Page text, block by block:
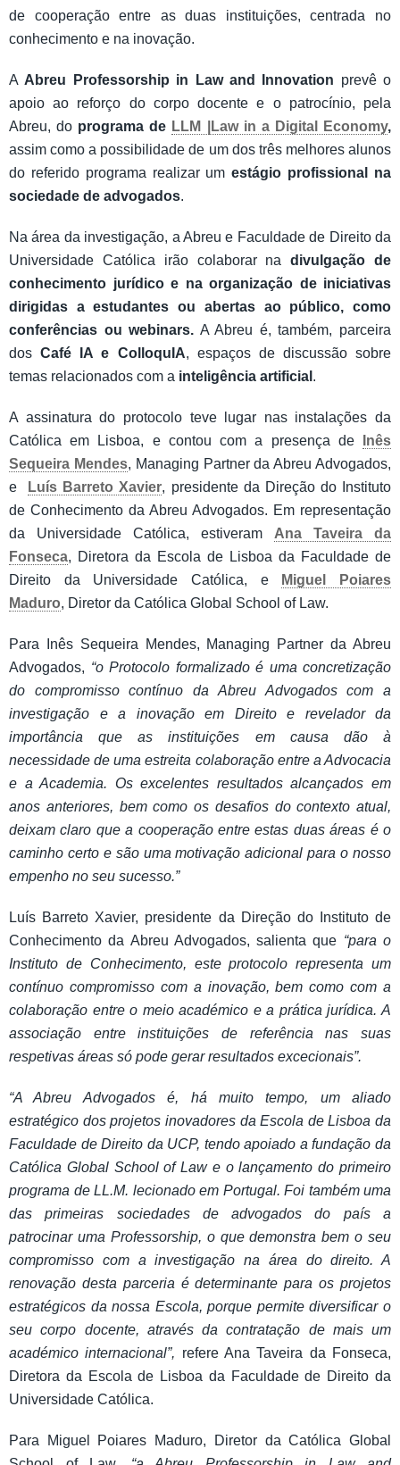
de cooperação entre as duas instituições, centrada no
conhecimento e na inovação.
A Abreu Professorship in Law and Innovation prevê o
apoio ao reforço do corpo docente e o patrocínio, pela
Abreu, do programa de LLM |Law in a Digital Economy,
assim como a possibilidade de um dos três melhores alunos
do referido programa realizar umestágio profissional na
sociedade de advogados.
Na área da investigação, a Abreu e Faculdade de Direito da
Universidade Católica irão colaborar nadivulgação de
conhecimento jurídico e na organização de iniciativas
dirigidas a estudantes ou abertas ao público, como
conferências ou webinars. A Abreu é, também, parceira
dosCafé IA e ColloquIA, espaços de discussão sobre
temas relacionados com a inteligência artificial .
A assinatura do protocolo teve lugar nas instalações da
Católica em Lisboa, e contou com a presença de
Inês
Sequeira Mendes, Managing Partner da Abreu Advogados,
e
Luís Barreto Xavier, presidente da Direção do Instituto
de Conhecimento da Abreu Advogados. Em representação
da Universidade Católica, estiveram Ana Taveira da
Fonseca, Diretora da Escola de Lisboa da Faculdade de
Direito da Universidade Católica, e
Miguel Poiares
Maduro, Diretor da Católica Global School of Law.
Para Inês Sequeira Mendes, Managing Partner da Abreu
Advogados, “o Protocolo formalizado é uma concretização
do compromisso contínuo da Abreu Advogados com a
investigação e a inovação em Direito e revelador da
importância que as instituições em causa dão à
necessidade de uma estreita colaboração entre a Advocacia
e a Academia. Os excelentes resultados alcançados em
anos anteriores, bem como os desafios do contexto atual,
deixam claro que a cooperação entre estas duas áreas é o
caminho certo e são uma motivação adicional para o nosso
empenho no seu sucesso.”
Luís Barreto Xavier, presidente da Direção do Instituto de
Conhecimento da Abreu Advogados, salienta que “para o
Instituto de Conhecimento, este protocolo representa um
contínuo compromisso com a inovação, bem como com a
colaboração entre o meio académico e a prática jurídica. A
associação entre instituições de referência nas suas
respetivas áreas só pode gerar resultados excecionais”.
“A Abreu Advogados é, há muito tempo, um aliado
estratégico dos projetos inovadores da Escola de Lisboa da
Faculdade de Direito da UCP, tendo apoiado a fundação da
Católica Global School of Law e o lançamento do primeiro
programa de LL.M. lecionado em Portugal. Foi também uma
das primeiras sociedades de advogados do país a
patrocinar uma Professorship, o que demonstra bem o seu
compromisso com a investigação na área do direito. A
renovação desta parceria é determinante para os projetos
estratégicos da nossa Escola, porque permite diversificar o
seu corpo docente, através da contratação de mais um
académico internacional”, refere Ana Taveira da Fonseca,
Diretora da Escola de Lisboa da Faculdade de Direito da
Universidade Católica.
Para Miguel Poiares Maduro, Diretor da Católica Global